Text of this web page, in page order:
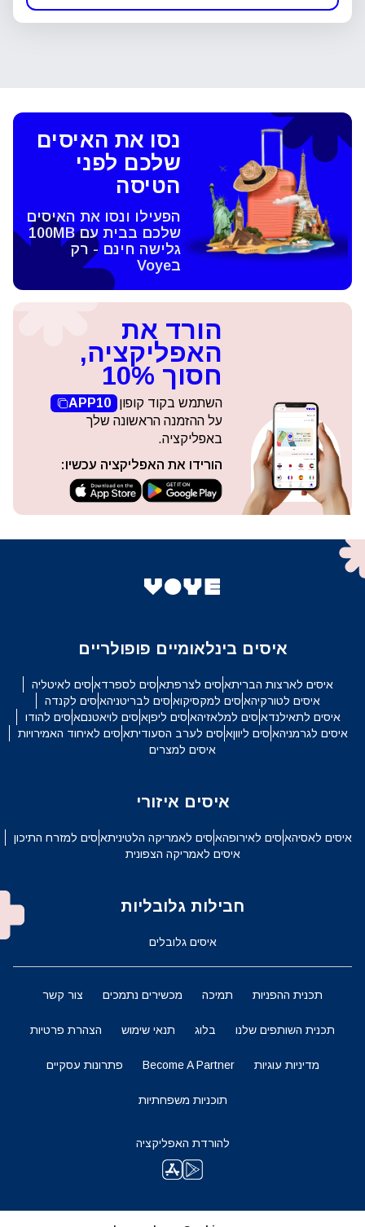
נסו את האיסים
שלכם לפני
הטיסה
הפעילו ונסו את האיסים
שלכם בבית עם 100MB
גלישה חינם - רק
בVoye
הורד את
האפליקציה,
חסוך 10%
השתמש בקוד קופון
APP10
על ההזמנה הראשונה שלך
באפליקציה.
הורידו את האפליקציה עכשיו:
איסים בינלאומיים פופולריים
איסים לארצות הבריתאיסים לצרפתאיסים לספרדאיסים לאיטליה
איסים לטורקיהאיסים למקסיקואיסים לבריטניהאיסים לקנדה
איסים לתאילנדאיסים למלאזיהאיסים ליפןאיסים לויאטנםאיסים להודו
איסים לגרמניהאיסים ליווןאיסים לערב הסעודיתאיסים לאיחוד האמירויות
איסים למצרים
איסים איזורי
איסים לאסיהאיסים לאירופהאיסים לאמריקה הלטיניתאיסים למזרח התיכון
איסים לאמריקה הצפונית
חבילות גלובליות
איסים גלובלים
תכנית ההפניות תמיכה מכשירים נתמכים צור קשר
תכנית השותפים שלנו בלוג תנאי שימוש הצהרת פרטיות
מדיניות עוגיות Become A Partner פתרונות עסקיים
תוכניות משפחתיות
להורדת האפליקציה
השארו מעודכנים